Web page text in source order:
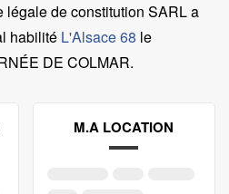
légale de constitution SARL a
habilité L'Alsace 68 le
DE COLMAR.
M.A LOCATION